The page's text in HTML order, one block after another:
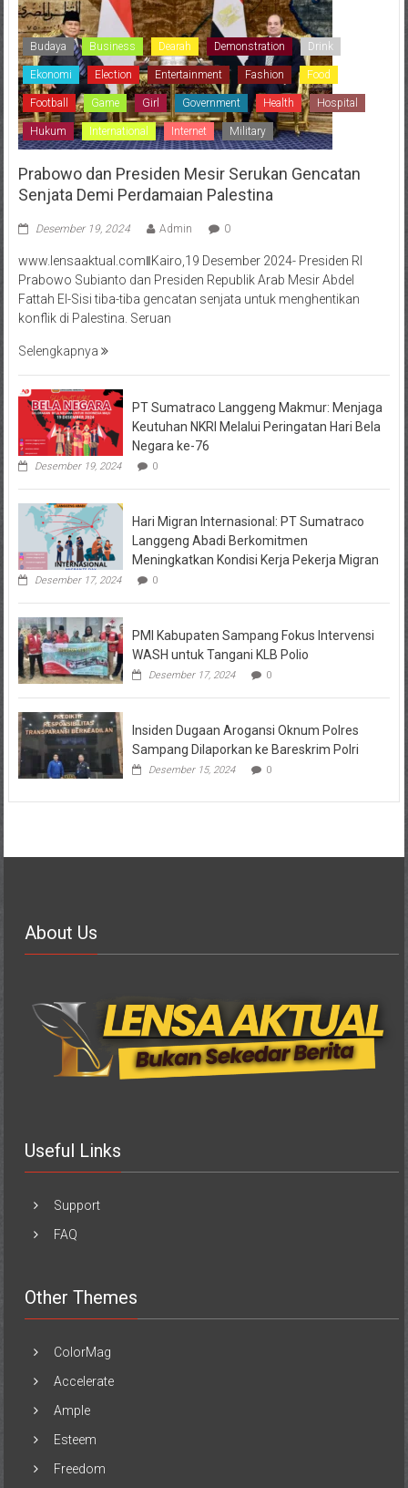
Budaya Business Dearah Demonstration Drink
Ekonomi Election Entertainment Fashion Food
Football Game Girl Government Health Hospital
Hukum International Internet Military
Prabowo dan Presiden Mesir Serukan Gencatan
Senjata Demi Perdamaian Palestina
Desember 19, 2024 Admin 0
www.lensaaktual.comǁKairo,19 Desember 2024- Presiden RI
Prabowo Subianto dan Presiden Republik Arab Mesir Abdel
Fattah El-Sisi tiba-tiba gencatan senjata untuk menghentikan
konflik di Palestina. Seruan
Selengkapnya
PT Sumatraco Langgeng Makmur: Menjaga
Keutuhan NKRI Melalui Peringatan Hari Bela
Negara ke-76
Desember 19, 2024 0
Hari Migran Internasional: PT Sumatraco
Langgeng Abadi Berkomitmen
Meningkatkan Kondisi Kerja Pekerja Migran
Desember 17, 2024 0
PMI Kabupaten Sampang Fokus Intervensi
WASH untuk Tangani KLB Polio
Desember 17, 2024 0
Insiden Dugaan Arogansi Oknum Polres
Sampang Dilaporkan ke Bareskrim Polri
Desember 15, 2024 0
About Us
Useful Links
Support
FAQ
Other Themes
ColorMag
Accelerate
Ample
Esteem
Freedom